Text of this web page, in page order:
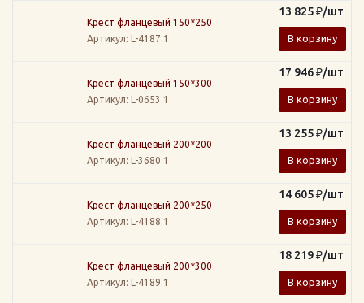
Крест фланцевый 150*250
Артикул: L-4187.1
13 825₽/шт
В корзину
Крест фланцевый 150*300
Артикул: L-0653.1
17 946₽/шт
В корзину
Крест фланцевый 200*200
Артикул: L-3680.1
13 255₽/шт
В корзину
Крест фланцевый 200*250
Артикул: L-4188.1
14 605₽/шт
В корзину
Крест фланцевый 200*300
Артикул: L-4189.1
18 219₽/шт
В корзину